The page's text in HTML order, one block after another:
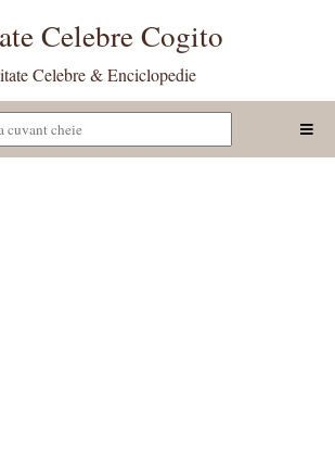
Celebre Cogito
Celebre & Enciclopedie